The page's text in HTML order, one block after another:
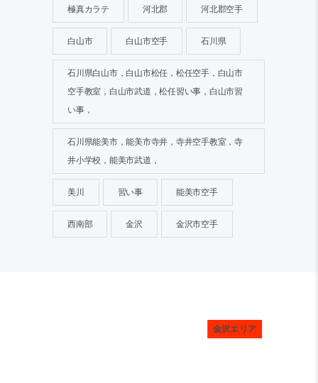
極真カラテ 河北郡 河北郡空手
白山市 白山市空手 石川県
石川県白山市，白山市松任，松任空手，白山市
空手教室，白山市武道，松任習い事，白山市習
い事，
石川県能美市，能美市寺井，寺井空手教室，寺
井小学校，能美市武道，
美川 習い事 能美市空手
西南部 金沢 金沢市空手
金沢エリア